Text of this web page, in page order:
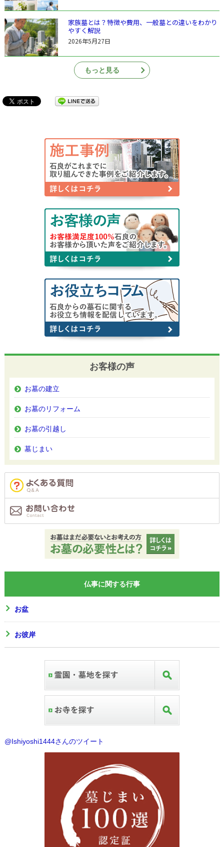
家族墓とは？特徴や費用、一般墓との違いをわかり
やすく解説
2026年5月27日
もっと見る
お客様の声
お墓の建立
お墓のリフォーム
お墓の引越し
墓じまい
仏事に関する行事
お盆
お彼岸
@Ishiyoshi1444さんのツイート